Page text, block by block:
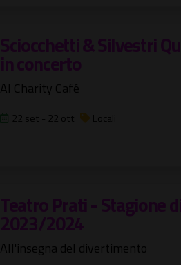
Sciocchetti & Silvestri
in concerto
Al Charity Café
22 set - 22 ott Locali
Teatro Prati - Stagione
2023/2024
All'insegna del divertimento